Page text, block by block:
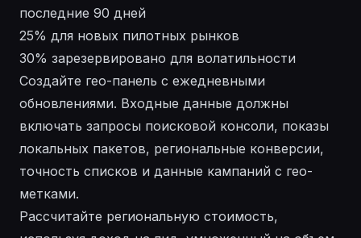
последние 90 дней
25% для новых пилотных рынков
30% зарезервировано для волатильности
Создайте гео-панель с ежедневными
обновлениями. Входные данные должны
включать запросы поисковой консоли, показы
локальных пакетов, региональные конверсии,
точность списков и данные кампаний с гео-
метками.
Рассчитайте региональную стоимость,